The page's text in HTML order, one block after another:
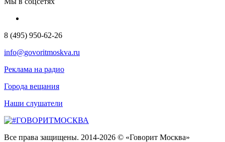
8 (495) 950-62-26
info@govoritmoskva.ru
Реклама на радио
Города вещания
Наши слушатели
Все права защищены. 2014-2026 © «Говорит Москва»